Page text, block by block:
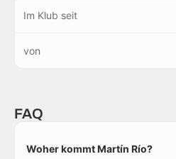
Im Klub seit
von
FAQ
Woher kommt Martín Río?